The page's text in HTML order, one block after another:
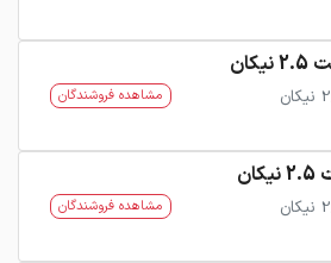
مشاهده فروشندگان
مشاهده فروشندگان